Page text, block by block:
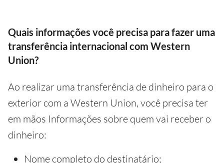
Quais informações você precisa para fazer uma
transferência internacional com Western
Union?
Ao realizar uma transferência de dinheiro para o
exterior com a Western Union, você precisa ter
em mãos Informações sobre quem vai receber o
dinheiro:
Nome completo do destinatário;